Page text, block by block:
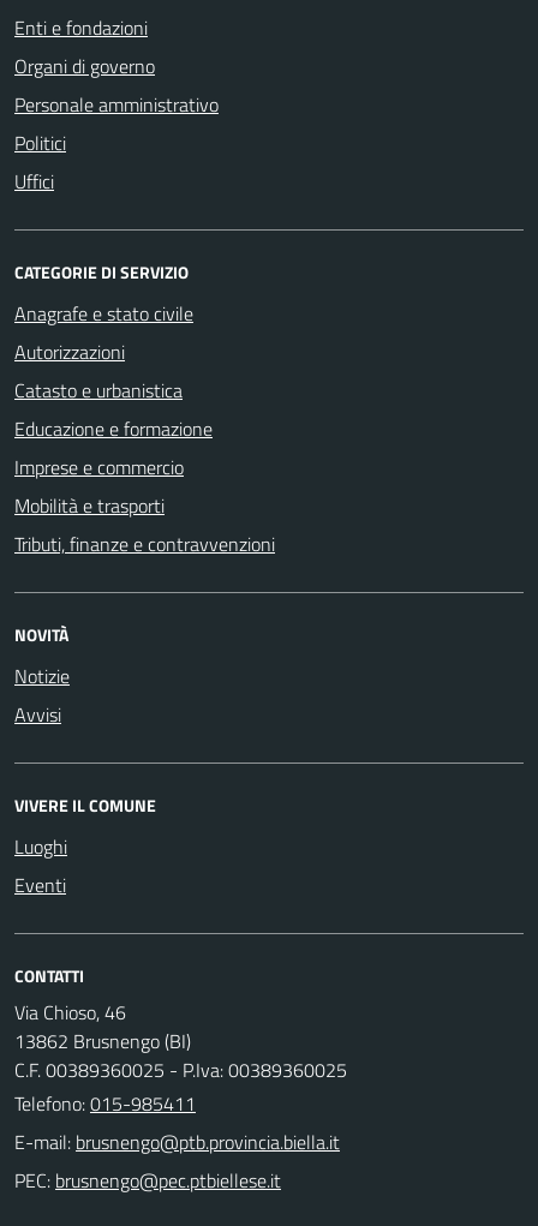
Enti e fondazioni
Organi di governo
Personale amministrativo
Politici
Uffici
CATEGORIE DI SERVIZIO
Anagrafe e stato civile
Autorizzazioni
Catasto e urbanistica
Educazione e formazione
Imprese e commercio
Mobilità e trasporti
Tributi, finanze e contravvenzioni
NOVITÀ
Notizie
Avvisi
VIVERE IL COMUNE
Luoghi
Eventi
CONTATTI
Via Chioso, 46
13862 Brusnengo (BI)
C.F. 00389360025 - P.Iva: 00389360025
Telefono:015-985411
E-mail:
PEC: